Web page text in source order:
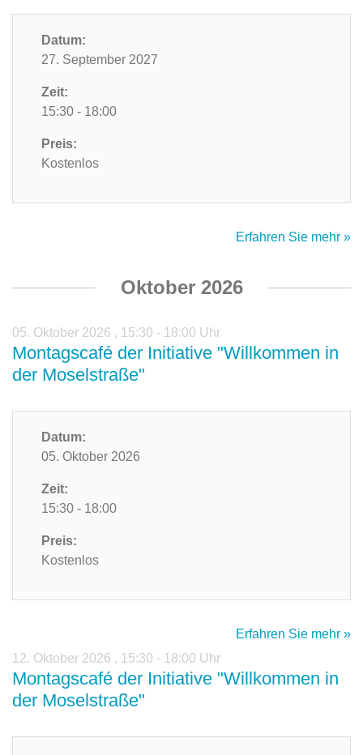
Datum:
27. September 2027
Zeit:
15:30 - 18:00
Preis:
Kostenlos
Erfahren Sie mehr »
Oktober 2026
05. Oktober 2026 , 15:30 - 18:00 Uhr
Montagscafé der Initiative "Willkommen in
der Moselstraße"
Datum:
05. Oktober 2026
Zeit:
15:30 - 18:00
Preis:
Kostenlos
Erfahren Sie mehr »
12. Oktober 2026 , 15:30 - 18:00 Uhr
Montagscafé der Initiative "Willkommen in
der Moselstraße"